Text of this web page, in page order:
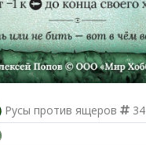
Русы против ящеров
34